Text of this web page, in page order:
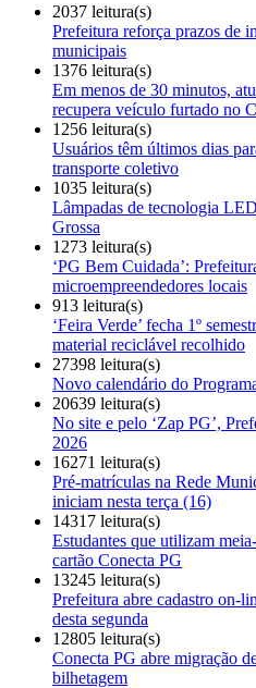
2037 leitura(s)
Prefeitura reforça prazos de
municipais
1376 leitura(s)
Em menos de 30 minutos,
recupera veículo furtado no
1256 leitura(s)
Usuários têm últimos dias
transporte coletivo
1035 leitura(s)
Lâmpadas de tecnologia
Grossa
1273 leitura(s)
‘PG Bem Cuidada’:
microempreendedores locais
913 leitura(s)
‘Feira Verde’ fecha 1º
material reciclável recolhido
27398 leitura(s)
Novo calendário do
20639 leitura(s)
No site e pelo ‘Zap PG’,
2026
16271 leitura(s)
Pré-matrículas na Rede
iniciam nesta terça (16)
14317 leitura(s)
Estudantes que utilizam
cartão Conecta PG
13245 leitura(s)
Prefeitura abre cadastro on-
desta segunda
12805 leitura(s)
Conecta PG abre migração
bilhetagem